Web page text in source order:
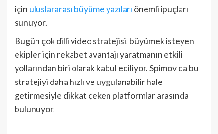
için uluslararası büyüme yazıları önemli ipuçları
sunuyor.
Bugün çok dilli video stratejisi, büyümek isteyen
ekipler için rekabet avantajı yaratmanın etkili
yollarından biri olarak kabul ediliyor. Spimov da bu
stratejiyi daha hızlı ve uygulanabilir hale
getirmesiyle dikkat çeken platformlar arasında
bulunuyor.